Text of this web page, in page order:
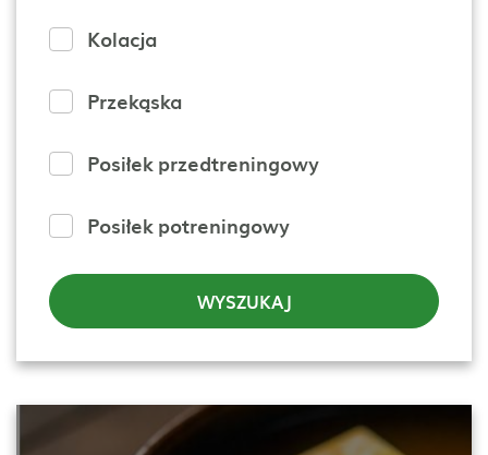
Kolacja
Przekąska
Posiłek przedtreningowy
Posiłek potreningowy
WYSZUKAJ